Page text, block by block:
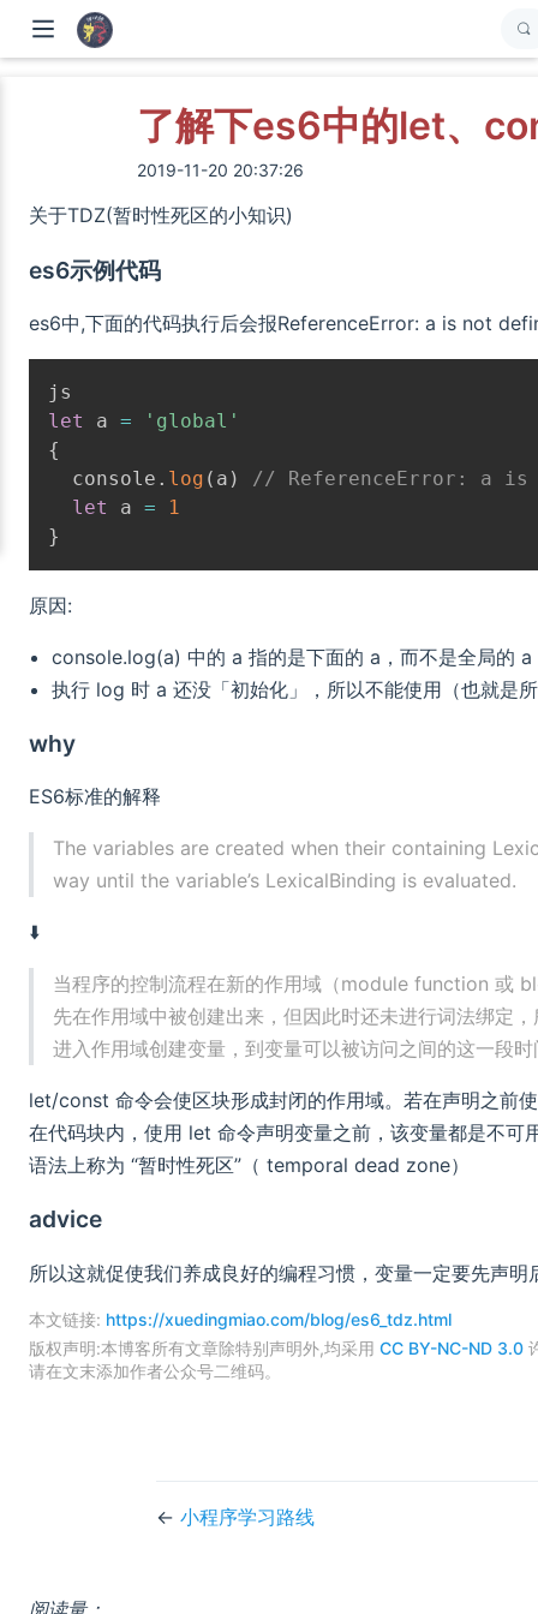
了解下es6中的let、
2019-11-20 20:37:26
关于TDZ(暂时性死区的小知识)
es6示例代码
es6中,下面的代码执行后会报ReferenceError: a is not
let a =
'global'
{
  console
. log ( a )
// ReferenceError: a is
let
a =
1
}
原因:
console.log(a) 中的 a 指的是下面的 a，而不是全局的 a
执行 log 时 a 还没「初始化」，所以不能使用（也就是
why
ES6标准的解释
The variables are created when their containing
way until the variable’s LexicalBinding is evaluated.
⬇️
当程序的控制流程在新的作用域（module function 或
先在作用域中被创建出来，但因此时还未进行词法绑定
进入作用域创建变量，到变量可以被访问之间的这一段
let/const 命令会使区块形成封闭的作用域。若在声明之前
在代码块内，使用 let 命令声明变量之前，该变量都是不可
语法上称为 “暂时性死区”（ temporal dead zone）
advice
所以这就促使我们养成良好的编程习惯，变量一定要先声明
本文链接: https://xuedingmiao.com/blog/es6_tdz.html
版权声明:本博客所有文章除特别声明外,均采用 CC BY-NC-ND 3.0
请在文末添加作者公众号二维码。
← 小程序学习路线
阅读量：